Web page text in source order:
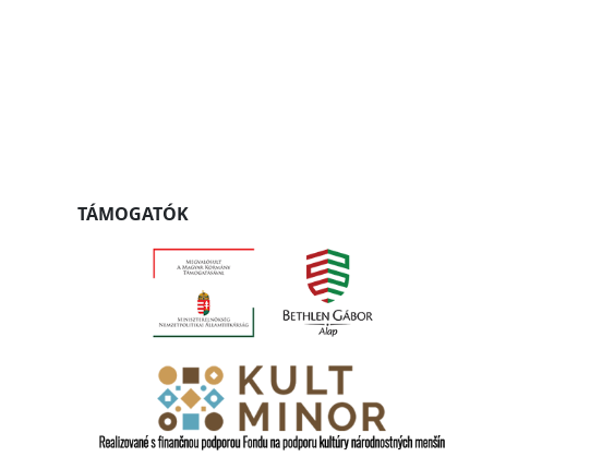
TÁMOGATÓK